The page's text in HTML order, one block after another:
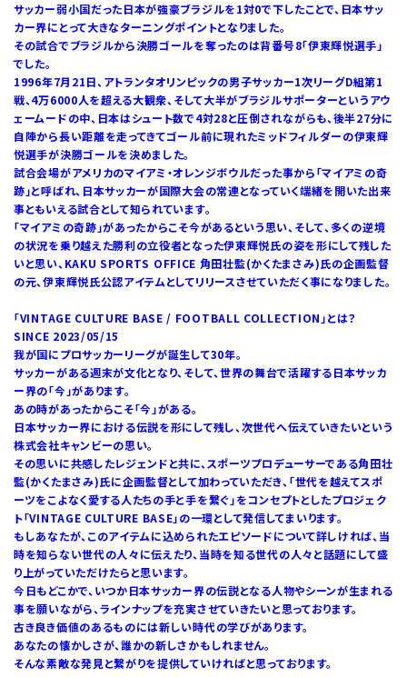
サッカー弱小国だった日本が強豪ブラジルを1対0で下したことで、日本サッ
カー界にとって大きなターニングポイントとなりました。
その試合でブラジルから決勝ゴールを奪ったのは背番号8「伊東輝悦選手」
でした。
1996年7月21日、アトランタオリンピックの男子サッカー1次リーグD組第1
戦、4万6000人を超える大観衆、そして大半がブラジルサポーターというアウ
ェームードの中、日本はシュート数で4対28と圧倒されながらも、後半27分に
自陣から長い距離を走ってきてゴール前に現れたミッドフィルダーの伊東輝
悦選手が決勝ゴールを決めました。
試合会場がアメリカのマイアミ・オレンジボウルだった事から「マイアミの奇
跡」と呼ばれ、日本サッカーが国際大会の常連となっていく端緒を開いた出来
事ともいえる試合として知られています。
「マイアミの奇跡」があったからこそ今があるという思い、そして、多くの逆境
の状況を乗り越えた勝利の立役者となった伊東輝悦氏の姿を形にして残した
いと思い、KAKU SPORTS OFFICE 角田壮監(かくたまさみ)氏の企画監督
の元、伊東輝悦氏公認アイテムとしてリリースさせていただく事になりました。
「VINTAGE CULTURE BASE / FOOTBALL COLLECTION」とは？
SINCE 2023/05/15
我が国にプロサッカーリーグが誕生して30年。
サッカーがある週末が文化となり、そして、世界の舞台で活躍する日本サッカ
ー界の「今」があります。
あの時があったからこそ「今」がある。
日本サッカー界における伝説を形にして残し、次世代へ伝えていきたいという
株式会社キャンビーの思い。
その思いに共感したレジェンドと共に、スポーツプロデューサーである角田壮
監(かくたまさみ)氏に企画監督として加わっていただき、「世代を越えてスポ
ーツをこよなく愛する人たちの手と手を繋ぐ」をコンセプトとしたプロジェク
ト「VINTAGE CULTURE BASE」の一環として発信してまいります。
もしあなたが、このアイテムに込められたエピソードについて詳しければ、当
時を知らない世代の人々に伝えたり、当時を知る世代の人々と話題にして盛
り上がっていただけたらと思います。
今日もどこかで、いつか日本サッカー界の伝説となる人物やシーンが生まれる
事を願いながら、ラインナップを充実させていきたいと思っております。
古き良き価値のあるものには新しい時代の学びがあります。
あなたの懐かしさが、誰かの新しさかもしれません。
そんな素敵な発見と繋がりを提供していければと思っております。